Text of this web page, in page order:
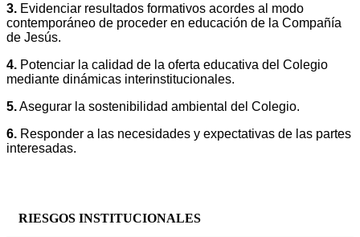
3. Evidenciar resultados formativos acordes al modo
contemporáneo de proceder en educación de la Compañía
de Jesús.
4. Potenciar la calidad de la oferta educativa del Colegio
mediante dinámicas interinstitucionales.
5.Asegurar la sostenibilidad ambiental del Colegio.
6. Responder a las necesidades y expectativas de las partes
interesadas.
RIESGOS INSTITUCIONALES